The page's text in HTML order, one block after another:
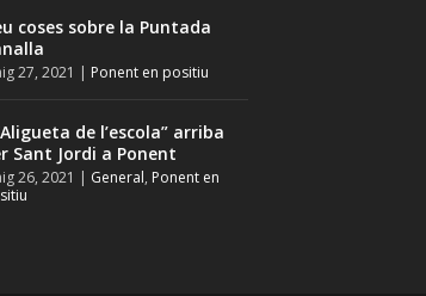
coses sobre la Puntada
27, 2021 | Ponent en positiu
de l’escola” arriba
Sant Jordi a Ponent
26, 2021 | General, Ponent en